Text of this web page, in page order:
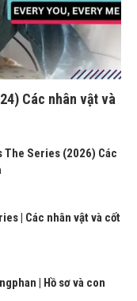
Các nhân vật và
The Series (2026) Các
| Các nhân vật và cốt
| Hồ sơ và con